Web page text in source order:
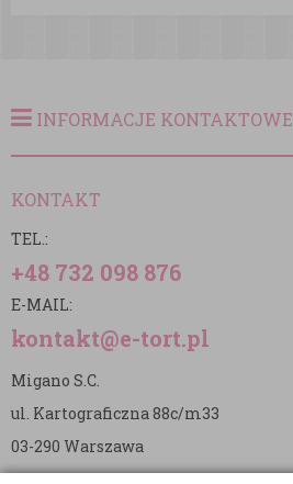
INFORMACJE KONTAKTOWE
KONTAKT
TEL.:
+48 732 098 876
E-MAIL:
kontakt@e-tort.pl
Migano S.C.
ul. Kartograficzna 88c/m33
03-290 Warszawa
NIP: 5242813637